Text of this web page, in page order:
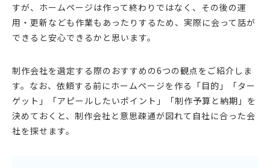
すが、ホームページは作って終わりではなく、その後の運
用・更新なども作業もあったりするため、実際に会って話が
できると安心できるかと思います。
制作会社を選定する際のおすすめの6つの観点をご紹介しま
す。なお、依頼する前にホームページを作る「目的」「ター
ゲット」「アピールしたいポイント」「制作予算と納期」を
決めておくと、制作会社と意思疎通が図れて自社に合った会
社を探せます。